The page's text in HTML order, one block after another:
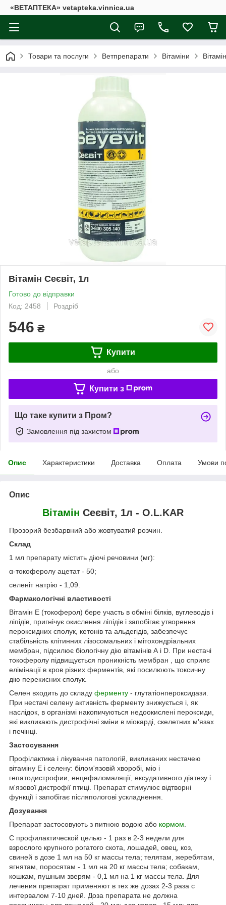
«ВЕТАПТЕКА» vetapteka.vinnica.ua
Товари та послуги Ветпрепарати Вітаміни
Вітамін Сеєвіт, 1л
Готово до відправки
Код: 2458
Роздріб
546 ₴
Купити
або
Купити з
Що таке купити з Пром?
Замовлення під захистом
Опис Характеристики Доставка Оплата Умови
Опис
Вітамін Сеєвіт, 1л - O.L.KAR
Прозорий безбарвний або жовтуватий розчин.
Склад
1 мл препарату містить діючі речовини (мг):
α-токоферолу ацетат - 50;
селеніт натрію - 1,09.
Фармакологічні властивості
Вітамін Е (токоферол) бере участь в обміні білків, вуглеводів і
ліпідів, пригнічує окислення ліпідів і запобігає утворення
пероксидних сполук, кетонів та альдегідів, забезпечує
стабільність клітинних лізосомальних і мітохондріальних
мембран, підсилює біологічну дію вітамінів А і D. При нестачі
токоферолу підвищується проникність мембран , що сприяє
елімінації в кров різних ферментів, які посилюють токсичну
дію перекисних сполук.
Селен входить до складу ферменту - глутатіонпероксидази.
При нестачі селену активність ферменту знижується і, як
наслідок, в організмі накопичуються недоокислені пероксиди,
які викликають дистрофічні зміни в міокарді, скелетних м'язах
і печінці.
Застосування
Профілактика і лікування патологій, викликаних нестачею
вітаміну Е і селену: білом'язовій хворобі, міо і
гепатодистрофии, енцефаломаляції, ексудативного діатезу і
м'язової дистрофії птиці. Препарат стимулює відтворні
функції і запобігає післяпологові ускладнення.
Дозування
Препарат застосовують з питною водою або кормом.
С профилактической целью - 1 раз в 2-3 недели для
взрослого крупного рогатого скота, лошадей, овец, коз,
свиней в дозе 1 мл на 50 кг массы тела; телятам, жеребятам,
ягнятам, поросятам - 1 мл на 20 кг массы тела; собакам,
кошкам, пушным зверям - 0,1 мл на 1 кг массы тела. Для
лечения препарат применяют в тех же дозах 2-3 раза с
интервалом 7-10 дней. Доза препарата не должна